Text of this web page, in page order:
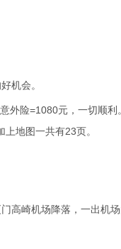
机会。
外险=1080元，一切顺
地图一共有23页。
高崎机场降落，一出机